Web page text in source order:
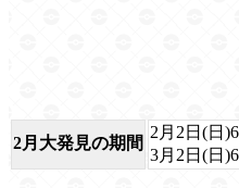
2月大発見の期間
2月2日(日
3月2日(日